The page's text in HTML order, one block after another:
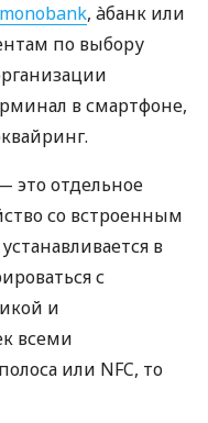
monobank, àбанк или
по выбору
в смартфоне,
это отдельное
со встроенным
в
с
и
всеми
или NFC, то